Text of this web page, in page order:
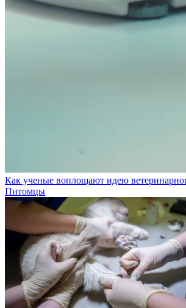
Как ученые воплощают идею
Питомцы